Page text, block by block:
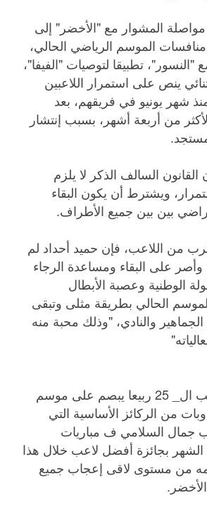
المشوار مع "الأخضر" إلى
الموسم الرياضي الحالي،
"النسور"، تطبيقا لتوصيات "الفيفا"،
ينص على استمرار اللاعبين
شهر يونيو في فريقهم، بعد
من أربعة أشهر، بسبب إنتشار
القانون السالف الذكر لا يلزم
ويشترط أن يكون البقاء
بين بين جميع الأطراف.
اللاعب، فإن حميد أحداد لم
على البقاء ومساعدة الرجاء
الوطنية وعصبة الأبطال
الموسم الحالي بطريقة مثلى وتبقى
والنادي، "وذلك محبة منه
يشار إلى أن صاحب ال_ 25 ربيعا يبصم على موسم
من الركائز الأساسية التي
جمال السلامي ف مباريات
الشهر بجائزة أفضل لاعب خلال هذا
من مستوى لاقى إعجاب جميع